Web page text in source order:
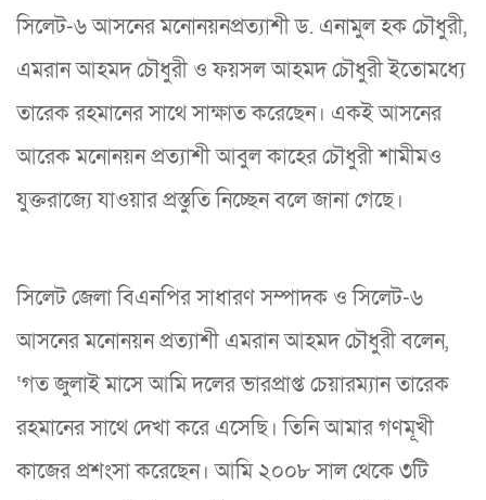
সিলেট-৬ আসনের মনোনয়নপ্রত্যাশী ড. এনামুল হক চৌধুরী,
এমরান আহমদ চৌধুরী ও ফয়সল আহমদ চৌধুরী ইতোমধ্যে
তারেক রহমানের সাথে সাক্ষাত করেছেন। একই আসনের
আরেক মনোনয়ন প্রত্যাশী আবুল কাহের চৌধুরী শামীমও
যুক্তরাজ্যে যাওয়ার প্রস্তুতি নিচ্ছেন বলে জানা গেছে।
সিলেট জেলা বিএনপির সাধারণ সম্পাদক ও সিলেট-৬
আসনের মনোনয়ন প্রত্যাশী এমরান আহমদ চৌধুরী বলেন,
‘গত জুলাই মাসে আমি দলের ভারপ্রাপ্ত চেয়ারম্যান তারেক
রহমানের সাথে দেখা করে এসেছি। তিনি আমার গণমূখী
কাজের প্রশংসা করেছেন। আমি ২০০৮ সাল থেকে ৩টি